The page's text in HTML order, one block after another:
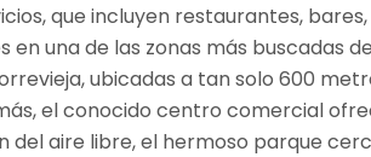
que incluyen restaurantes,
en una de las zonas más buscadas
ubicadas a tan solo 600
el conocido centro comercial
del aire libre, el hermoso parque